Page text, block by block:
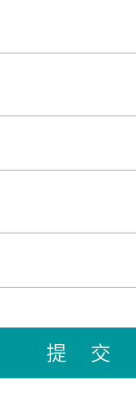
提 交